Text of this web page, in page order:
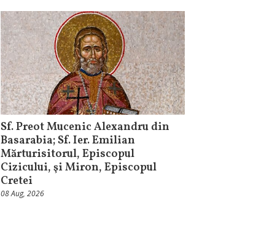
Sf. Preot Mucenic Alexandru din
Basarabia; Sf. Ier. Emilian
Mărturisitorul, Episcopul
Cizicului, şi Miron, Episcopul
Cretei
08 Aug, 2026